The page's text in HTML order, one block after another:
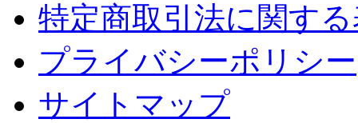
特定商取引法に関す
プライバシーポリシー
サイトマップ